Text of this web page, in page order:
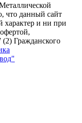
что данный сайт
и ни при
Гражданского